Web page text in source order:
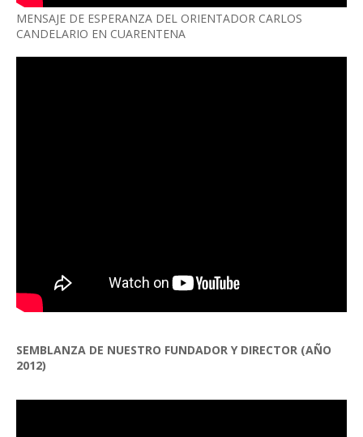
MENSAJE DE ESPERANZA DEL ORIENTADOR CARLOS
CANDELARIO EN CUARENTENA
SEMBLANZA DE NUESTRO FUNDADOR Y DIRECTOR (AÑO
2012)